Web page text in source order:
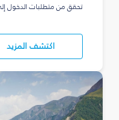
تحقق من متطلبات الدخول
اكتشف المزيد